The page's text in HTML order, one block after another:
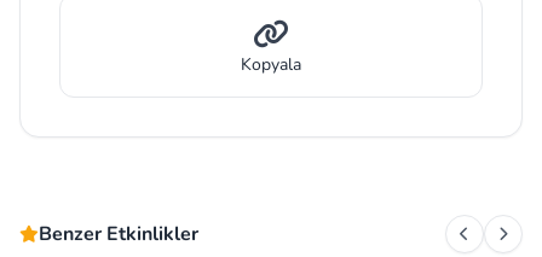
Kopyala
Benzer Etkinlikler